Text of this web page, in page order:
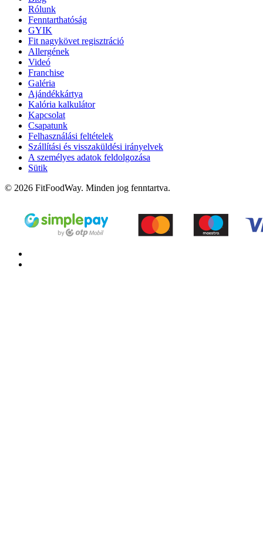
Rólunk
Fenntarthatóság
GYIK
Fit nagykövet regisztráció
Allergének
Videó
Franchise
Galéria
Ajándékkártya
Kalória kalkulátor
Kapcsolat
Csapatunk
Felhasználási feltételek
Szállítási és visszaküldési irányelvek
A személyes adatok feldolgozása
Sütik
© 2026 FitFoodWay. Minden jog fenntartva.